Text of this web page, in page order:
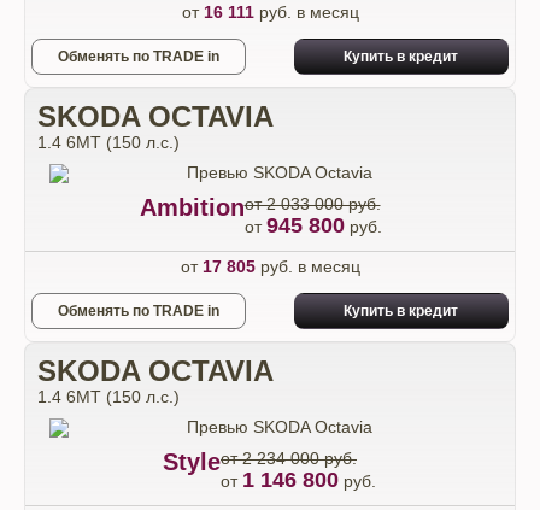
от 16 111руб. в месяц
Обменять по TRADE in Купить в кредит
SKODA OCTAVIA
1.4 6MT (150 л.с.)
Ambitionот 2 033 000 руб.
от945 800руб.
от 17 805руб. в месяц
Обменять по TRADE in Купить в кредит
SKODA OCTAVIA
1.4 6MT (150 л.с.)
Styleот 2 234 000 руб.
от 1 146 800 руб.